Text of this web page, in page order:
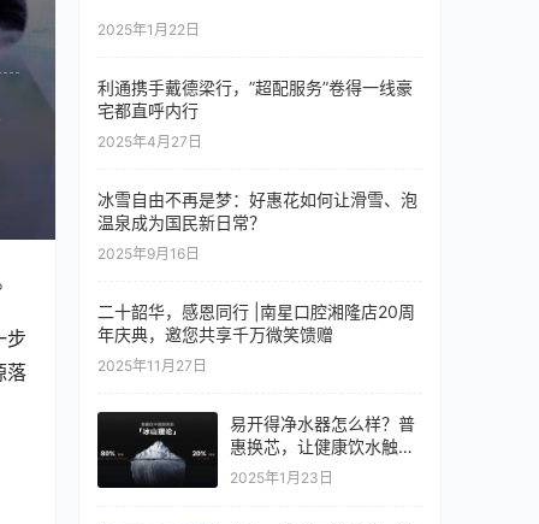
步
落
2025年1月22日
利通携手戴德梁行，”超配服务”卷得一线豪
宅都直呼内行
2025年4月27日
冰雪自由不再是梦：好惠花如何让滑雪、泡
温泉成为国民新日常？
2025年9月16日
二十韶华，感恩同行 |南星口腔湘隆店20周
年庆典，邀您共享千万微笑馈赠
2025年11月27日
易开得净水器怎么样？普
惠换芯，让健康饮水触手
可及
2025年1月23日